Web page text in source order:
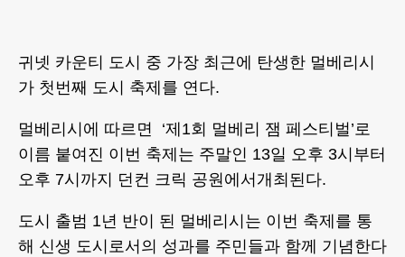
귀넷 카운티 도시 중 가장 최근에 탄생한 멀베리시
가 첫번째 도시 축제를 연다.
멀베리시에 따르면 ‘제1회 멀베리 잼 페스티벌’로
이름 붙여진 이번 축제는 주말인 13일 오후 3시부터
오후 7시까지 던컨 크릭 공원에서개최된다.
도시 출범 1년 반이 된 멀베리시는 이번 축제를 통
해 신생 도시로서의 성과를 주민들과 함께 기념한다